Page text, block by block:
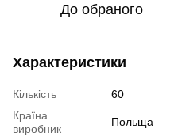
До обраного
Характеристики
Кількість
60
Країна
виробник
Польща